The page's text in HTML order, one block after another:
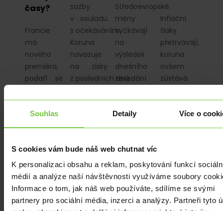
Souhlas Detaily Více o
S cookies vám bude náš web chutnat víc
K personalizaci obsahu a reklam, poskytování funkcí
médií a analýze naší návštěvnosti využíváme soubory
Informace o tom, jak náš web používáte, sdílíme se svými
partnery pro sociální média, inzerci a analýzy. Partneři tyto
časy?
Francie
má
nového
premiéra,
podaří se
stabilizovat
napjatou
vnitropolitickou
Dorazila
další série
nevydařených
výsledků z…
sazby
v souladu
s očekáváním.
Koruna
navazuje
na zisky
z posledních dnů.
Středoevropské
měny
vyčkávají
na
výsledek
dnešního
zasedání
Očekáváme
snížení
úrokových
o 25 bazických
bodů.
Americký dolar…
Inflační
tlaky
přetrvávají,
koruna
ovšem
zůstává
silnějších
úrovních.
Americký
listopadovou
inflaci.